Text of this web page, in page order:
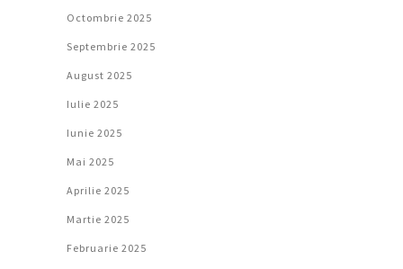
Octombrie 2025
Septembrie 2025
August 2025
Iulie 2025
Iunie 2025
Mai 2025
Aprilie 2025
Martie 2025
Februarie 2025